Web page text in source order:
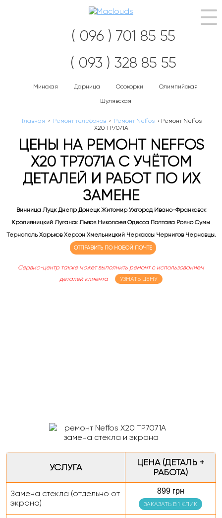
( 096 ) 701 85 55
( 093 ) 328 85 55
Минская Дарница Осокорки Олимпийская
Шулявская
Главная › Ремонт телефонов › Ремонт Neffos › Ремонт Neffos
X20 TP7071A
ЦЕНЫ НА РЕМОНТ NEFFOS
X20 TP7071A С УЧЁТОМ
ДЕТАЛЕЙ И РАБОТ ПО ИХ
ЗАМЕНЕ
Винница Луцк Днепр Донецк Житомир Ужгород Ивано-Франковск
Кропивницкий Луганск Львов Николаев Одесса Полтава Ровно Сумы
Тернополь Харьков Херсон Хмельницкий Черкассы Чернигов Черновцы.
ОТПРАВИТЬ ПО НОВОЙ ПОЧТЕ
Сервис-центр также может выполнить ремонт с использованием
деталей клиента
УЗНАТЬ ЦЕНУ
УСЛУГА
ЦЕНА (ДЕТАЛЬ +
РАБОТА)
Замена стекла (отдельно от
экрана)
899 грн
ЗАКАЗАТЬ В 1 КЛИК